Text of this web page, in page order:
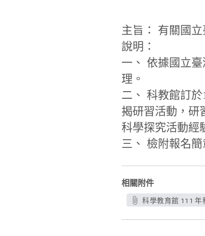
主旨： 有關國
說明：
一、 依據國立臺
理。
二、 科教館訂
揭研習活動，研
科學探究活動經
三、 檢附報名簡
相關附件
科學教育館 111